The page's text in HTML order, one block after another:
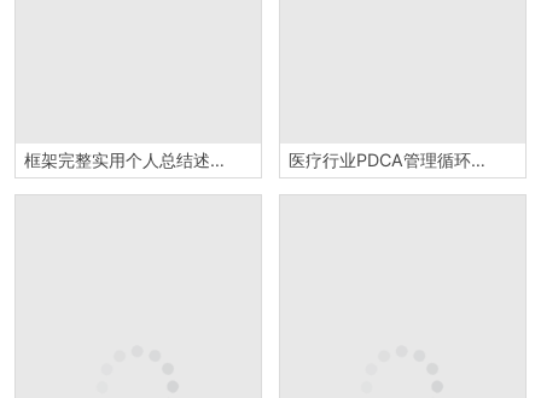
框架完整实用个人总结述职报告PPT模板 医疗行业PDCA管理循环的四个阶段质量管理PPT模板